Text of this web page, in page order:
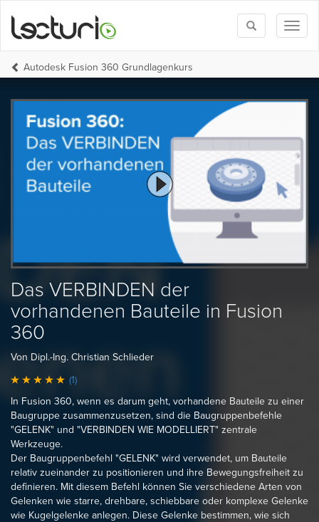
Toggle
search
Autodesk Fusion 360 Grundlagenkurs
Das VERBINDEN der
vorhandenen Bauteile in Fusion
360
Von Dipl.-Ing. Christian Schlieder
(1)
In Fusion 360, wenn es darum geht, vorhandene Bauteile zu einer
Baugruppe zusammenzusetzen, sind die Baugruppenbefehle
"GELENK" und "VERBINDEN WIE MODELLIERT" zentrale
Werkzeuge.
Der Baugruppenbefehl "GELENK" wird verwendet, um Bauteile
relativ zueinander zu positionieren und ihre Bewegungsfreiheit zu
definieren. Mit diesem Befehl können Sie verschiedene Arten von
Gelenken wie starre, drehbare, schiebbare oder komplexe Gelenke
wie Kugelgelenke anlegen. Diese Gelenke bestimmen, wie sich